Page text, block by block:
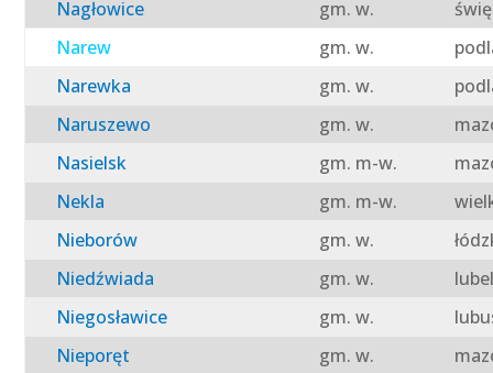
Nagłowice
gm. w.
Narew
gm. w.
Narewka
gm. w.
Naruszewo
gm. w.
Nasielsk
gm. m-w.
Nekla
gm. m-w.
Nieborów
gm. w.
Niedźwiada
gm. w.
Niegosławice
gm. w.
Nieporęt
gm. w.